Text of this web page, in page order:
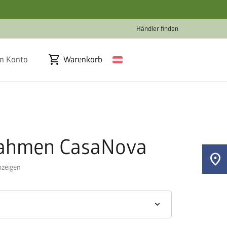
Händler finden
Konto shopping_cart Warenkorb
CasaNova
keyboard_arrow_down
location_on